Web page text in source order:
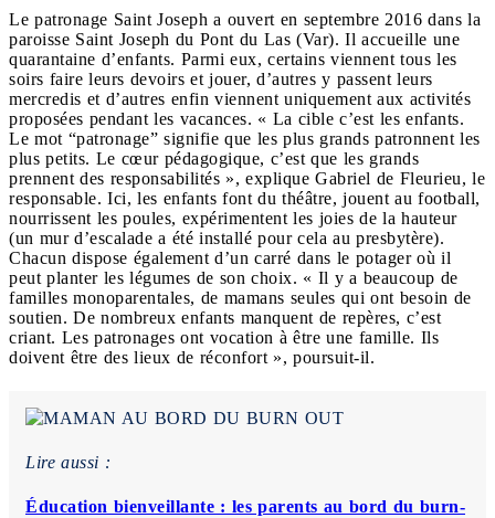
Le patronage Saint Joseph a ouvert en septembre 2016 dans la
paroisse Saint Joseph du Pont du Las (Var). Il accueille une
quarantaine d’enfants. Parmi eux, certains viennent tous les
soirs faire leurs devoirs et jouer, d’autres y passent leurs
mercredis et d’autres enfin viennent uniquement aux activités
proposées pendant les vacances. « La cible c’est les enfants.
Le mot “patronage” signifie que les plus grands patronnent les
plus petits. Le cœur pédagogique, c’est que les grands
prennent des responsabilités », explique Gabriel de Fleurieu, le
responsable. Ici, les enfants font du théâtre, jouent au football,
nourrissent les poules, expérimentent les joies de la hauteur
(un mur d’escalade a été installé pour cela au presbytère).
Chacun dispose également d’un carré dans le potager où il
peut planter les légumes de son choix. « Il y a beaucoup de
familles monoparentales, de mamans seules qui ont besoin de
soutien. De nombreux enfants manquent de repères, c’est
criant. Les patronages ont vocation à être une famille. Ils
doivent être des lieux de réconfort », poursuit-il.
Lire aussi :
Éducation bienveillante : les parents au bord du burn-